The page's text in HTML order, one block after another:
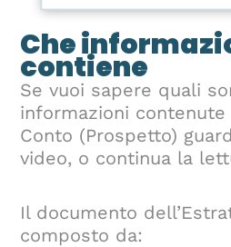
Che
contiene
Se vuoi sapere quali
informazioni contenute
Conto (Prospetto)
video, o continua la
Il documento
composto da: